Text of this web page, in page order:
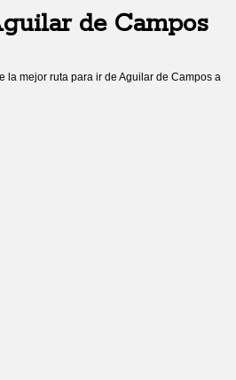
de Campos
la mejor ruta para ir deAguilar de Campos a